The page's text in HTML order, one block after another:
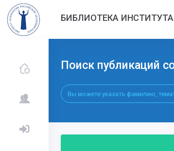
БИБЛИОТЕКА
Поиск публикаций